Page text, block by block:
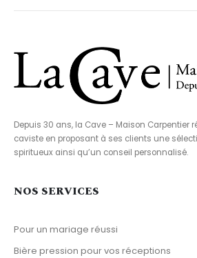
Depuis 30 ans, la Cave – Maison Carpentier
caviste en proposant à ses clients une
spiritueux ainsi qu’un conseil personnalisé.
NOS SERVICES
Pour un mariage réussi
Bière pression pour vos réceptions